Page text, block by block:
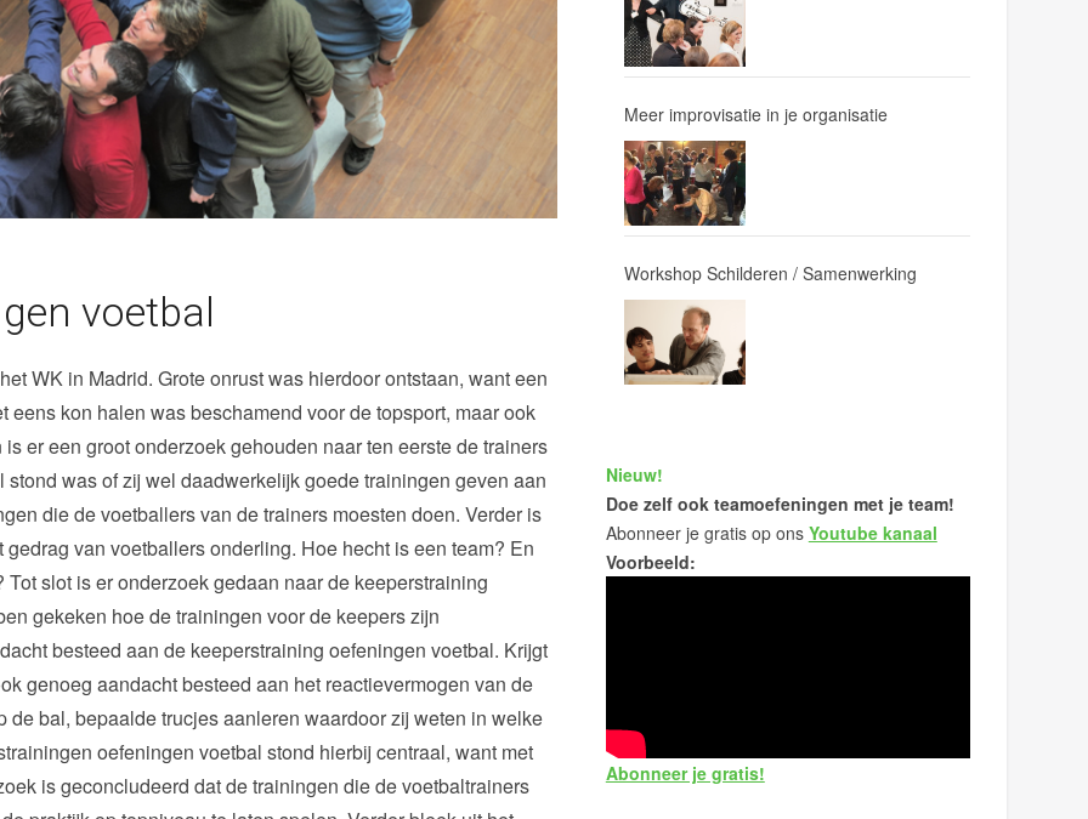
Meer improvisatie in je organisatie
Workshop Schilderen / Samenwerking
Nieuw!
Doe zelf ook teamoefeningen met je team!
Abonneer je gratis op ons Youtube kanaal
Voorbeeld:
Abonneer je gratis!
voetbal
WK in Madrid. Grote onrust was hierdoor ontstaan, want een
kon halen was beschamend voor de topsport, maar ook
er een groot onderzoek gehouden naar ten eerste de trainers
was of zij wel daadwerkelijk goede trainingen geven aan
die de voetballers van de trainers moesten doen. Verder is
van voetballers onderling. Hoe hecht is een team? En
slot is er onderzoek gedaan naar de keeperstraining
gekeken hoe de trainingen voor de keepers zijn
besteed aan de keeperstraining oefeningen voetbal. Krijgt
genoeg aandacht besteed aan het reactievermogen van de
bal, bepaalde trucjes aanleren waardoor zij weten in welke
oefeningen voetbal stond hierbij centraal, want met
is geconcludeerd dat de trainingen die de voetbaltrainers